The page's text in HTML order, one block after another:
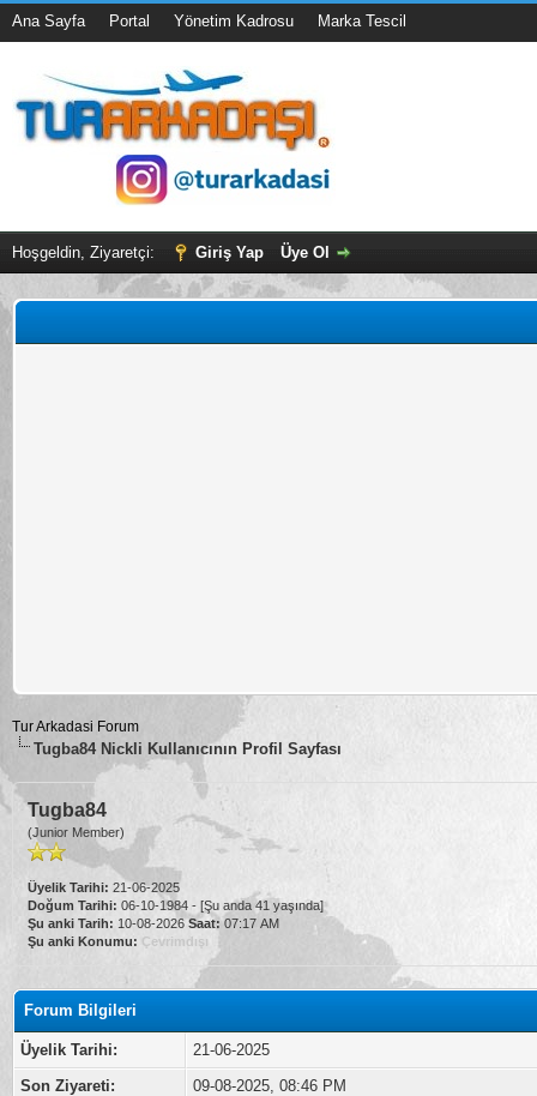
Ana Sayfa Portal Yönetim Kadrosu Marka Tescil
Hoşgeldin, Ziyaretçi: Giriş Yap Üye Ol
Tur Arkadasi Forum
Tugba84 Nickli Kullanıcının Profil Sayfası
Tugba84
(Junior Member)
Üyelik Tarihi: 21-06-2025
Doğum Tarihi: 06-10-1984 - [Şu anda 41 yaşında]
Şu anki Tarih: 10-08-2026Saat:07:17 AM
Şu anki Konumu: Çevrimdışı
Forum Bilgileri
Üyelik Tarihi:
21-06-2025
Son Ziyareti:
09-08-2025, 08:46 PM